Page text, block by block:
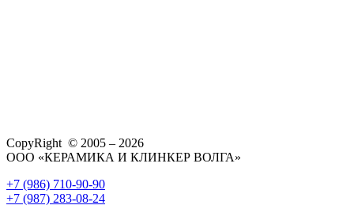
CopyRight © 2005 – 2026
ООО «КЕРАМИКА И КЛИНКЕР ВОЛГА»
+7 (986) 710-90-90
+7 (987) 283-08-24